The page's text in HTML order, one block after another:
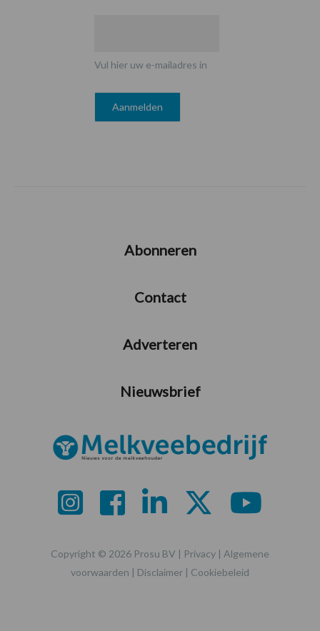
Vul hier uw e-mailadres in
Abonneren
Contact
Adverteren
Nieuwsbrief
Copyright © 2026 Prosu BV | Privacy
Algemene
voorwaarden
Disclaimer Cookiebeleid